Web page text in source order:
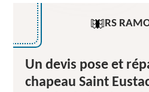
RS
Un devis pose et
chapeau Saint